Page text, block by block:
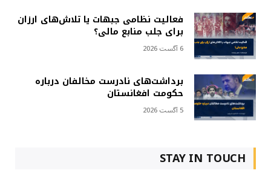
فعالیت نظامی جبهات یا تلاش‌های ارزان
برای جلب منابع مالی؟
6 آگست 2026
برداشت‌های نادرست مخالفان درباره
حکومت افغانستان
5 آگست 2026
STAY IN TOUCH